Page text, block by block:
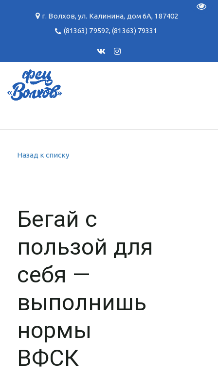
г. Волхов,ул. Калинина, дом 6А, 187402
(81363) 79592,(81363) 79331
Назад к списку
Бегай с
пользой для
себя —
выполнишь
нормы
ВФСК